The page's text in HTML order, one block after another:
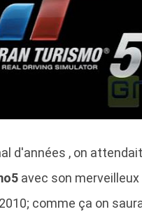
d'années , on
avec son merveilleux
comme ça on